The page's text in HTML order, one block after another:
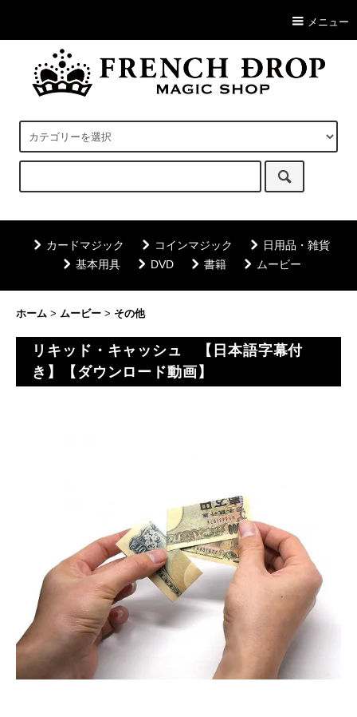
メニュー
カードマジック コインマジック
日用品・雑貨
基本用具
DVD 書籍 ムービー
ホーム > ムービー > その他
リキッド・キャッシュ 【日本語字幕付
き】【ダウンロード動画】